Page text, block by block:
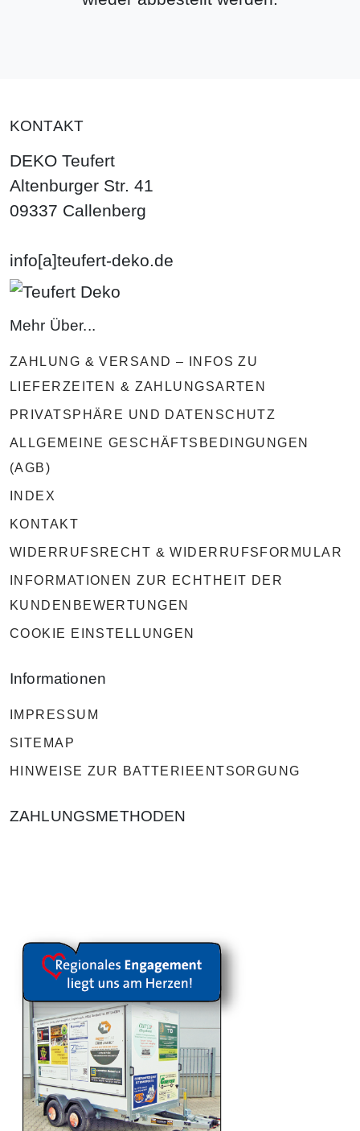
KONTAKT
DEKO Teufert
Altenburger Str. 41
09337 Callenberg
info[a]teufert-deko.de
Mehr Über...
ZAHLUNG & VERSAND – INFOS ZU
LIEFERZEITEN & ZAHLUNGSARTEN
PRIVATSPHÄRE UND DATENSCHUTZ
ALLGEMEINE GESCHÄFTSBEDINGUNGEN
(AGB)
INDEX
KONTAKT
WIDERRUFSRECHT & WIDERRUFSFORMULAR
INFORMATIONEN ZUR ECHTHEIT DER
KUNDENBEWERTUNGEN
COOKIE EINSTELLUNGEN
Informationen
IMPRESSUM
SITEMAP
HINWEISE ZUR BATTERIEENTSORGUNG
ZAHLUNGSMETHODEN